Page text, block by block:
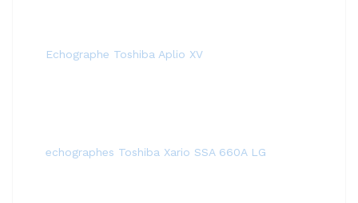
Echographe Toshiba Aplio XV
echographes Toshiba Xario SSA 660A LG